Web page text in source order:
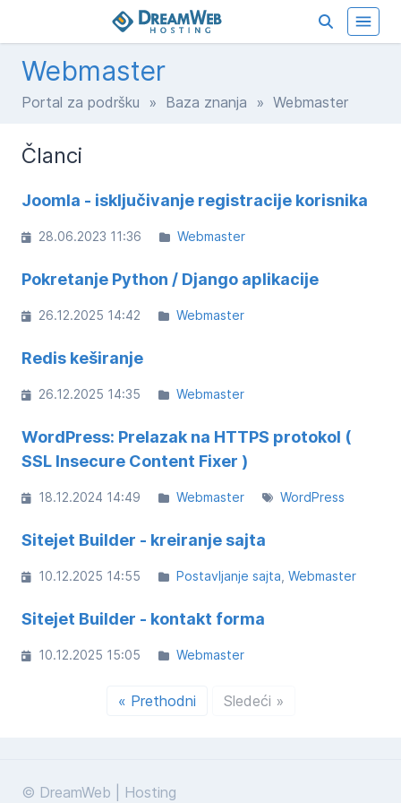
Webmaster
Portal za podršku » Baza znanja » Webmaster
Članci
Joomla - isključivanje registracije korisnika
28.06.2023 11:36 Webmaster
Pokretanje Python / Django aplikacije
26.12.2025 14:42 Webmaster
Redis keširanje
26.12.2025 14:35 Webmaster
WordPress: Prelazak na HTTPS protokol (
SSL Insecure Content Fixer )
18.12.2024 14:49 Webmaster WordPress
Sitejet Builder - kreiranje sajta
10.12.2025 14:55 Postavljanje sajta Webmaster
Sitejet Builder - kontakt forma
10.12.2025 15:05 Webmaster
« Prethodni Sledeći »
© DreamWeb | Hosting